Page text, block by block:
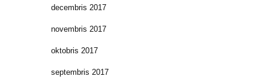
decembris 2017
novembris 2017
oktobris 2017
septembris 2017